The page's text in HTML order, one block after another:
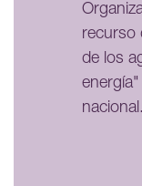
recurso
de los
nacional.